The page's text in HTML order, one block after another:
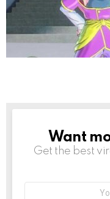
NEWSLETTER
Want
Get the best